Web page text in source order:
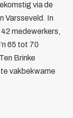
via de
Varsseveld. In
medewerkers,
65 tot 70
Brinke
vakbekwame